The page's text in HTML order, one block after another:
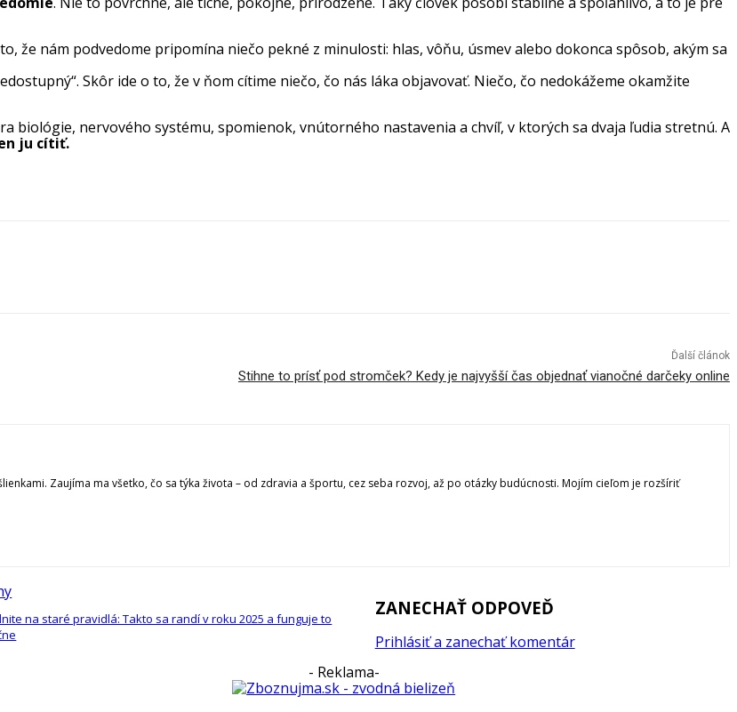
že nám podvedome pripomína niečo pekné z minulosti: hlas, vôňu, úsmev alebo dokonca spôsob, akým sa
Skôr ide o to, že v ňom cítime niečo, čo nás láka objavovať. Niečo, čo nedokážeme okamžite
biológie, nervového systému, spomienok, vnútorného nastavenia a chvíľ, v ktorých sa dvaja ľudia stretnú. A
ju cítiť.
Ďalší článok
Stihne to prísť pod stromček? Kedy je najvyšší čas objednať vianočné darčeky online
Zaujíma ma všetko, čo sa týka života – od zdravia a športu, cez seba rozvoj, až po otázky budúcnosti. Mojím cieľom je rozšíriť
na staré pravidlá: Takto sa randí v roku 2025 a funguje to
ZANECHAŤ ODPOVEĎ
Prihlásiť a zanechať komentár
- Reklama-